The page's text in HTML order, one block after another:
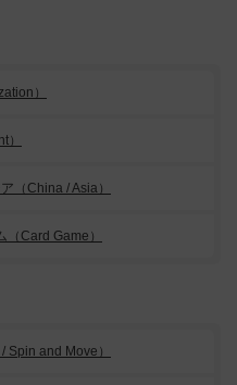
）
（China / Asia）
（Card Game）
Spin and Move）